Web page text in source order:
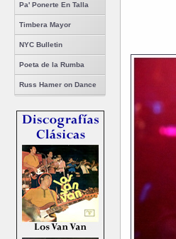
Pa' Ponerte En Talla
Timbera Mayor
NYC Bulletin
Poeta de la Rumba
Russ Hamer on Dance